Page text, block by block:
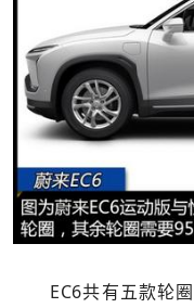
EC6共有五款轮圈